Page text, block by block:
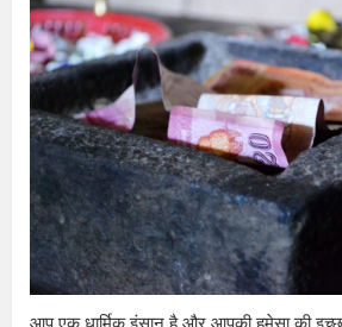
आप एक धार्मिक इंसान है और आपकी हमेसा की